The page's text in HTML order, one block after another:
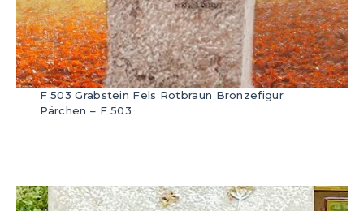
F 503 Grabstein Fels Rotbraun Bronzefigur
Pärchen – F 503